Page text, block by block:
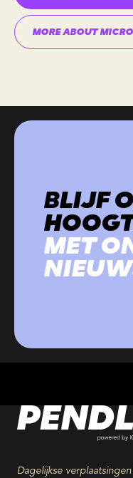
MORE ABOUT
BLIJF
MET
Dagelijkse